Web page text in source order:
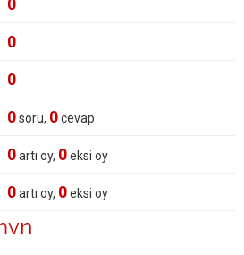
0
0
0
0soru, 0cevap
0artı oy, 0eksi oy
0artı oy, 0eksi oy